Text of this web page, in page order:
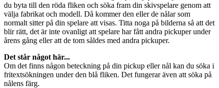
du byta till den röda fliken och söka fram din skivspelare genom att
välja fabrikat och modell. Då kommer den eller de nålar som
normalt sitter på din spelare att visas. Titta noga på bilderna så att det
blir rätt, det är inte ovanligt att spelare har fått andra pickuper under
årens gång eller att de tom såldes med andra pickuper.
Det står något här...
Om det finns någon beteckning på din pickup eller nål kan du söka i
fritextsökningen under den blå fliken. Det fungerar även att söka på
nålens färg.